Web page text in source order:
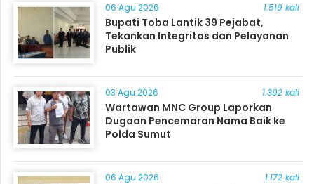
06 Agu 2026 1.519 kali
Bupati Toba Lantik 39 Pejabat,
Tekankan Integritas dan Pelayanan
Publik
03 Agu 2026 1.392 kali
Wartawan MNC Group Laporkan
Dugaan Pencemaran Nama Baik ke
Polda Sumut
06 Agu 2026 1.172 kali